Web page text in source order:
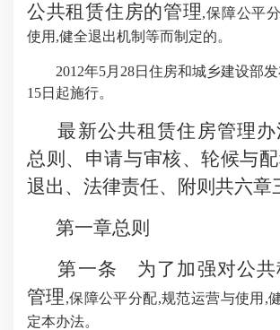
公共租赁住房的管理,保障公平
使用,健全退出机制等而制定的。
2012年5月28日住房和城乡建设部发
15日起施行。
最新公共租赁住房管理
总则、申请与审核、轮候与
退出、法律责任、附则共六章
第一章总则
第一条 为了加强对公共
管理 ,保障公平分配,规范运营与使用,
定本办法。